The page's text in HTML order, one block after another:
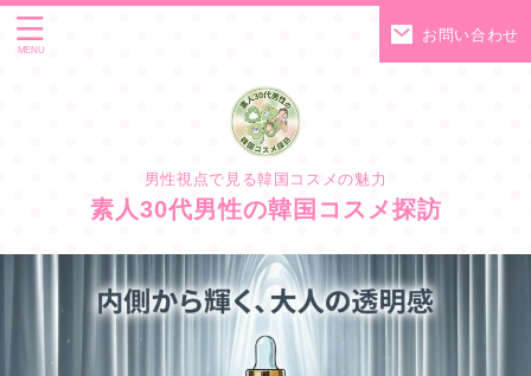
お問い合わせ
男性視点で見る韓国コスメの魅力
素人30代男性の韓国コスメ探訪